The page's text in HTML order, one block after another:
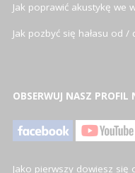
Jak poprawić akustykę we
Jak pozbyć się hałasu od /
OBSERWUJ NASZ PROFIL
Jako pierwszy dowiesz się